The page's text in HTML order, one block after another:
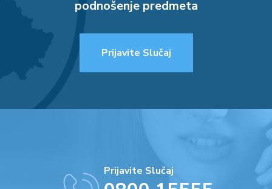
podnošenje predmeta
Prijavite Slučaj
Prijavite Slučaj